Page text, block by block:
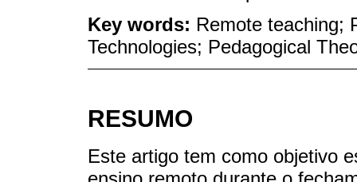
Key words: Remote teaching;
Technologies; Pedagogical
RESUMO
Este artigo tem como objetivo